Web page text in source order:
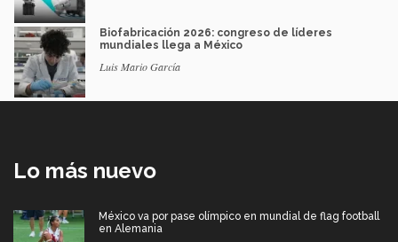
Biofabricación 2026: congreso de líderes
mundiales llega a México
Luis Mario García
Lo más nuevo
México va por pase olímpico en mundial de flag football
en Alemania